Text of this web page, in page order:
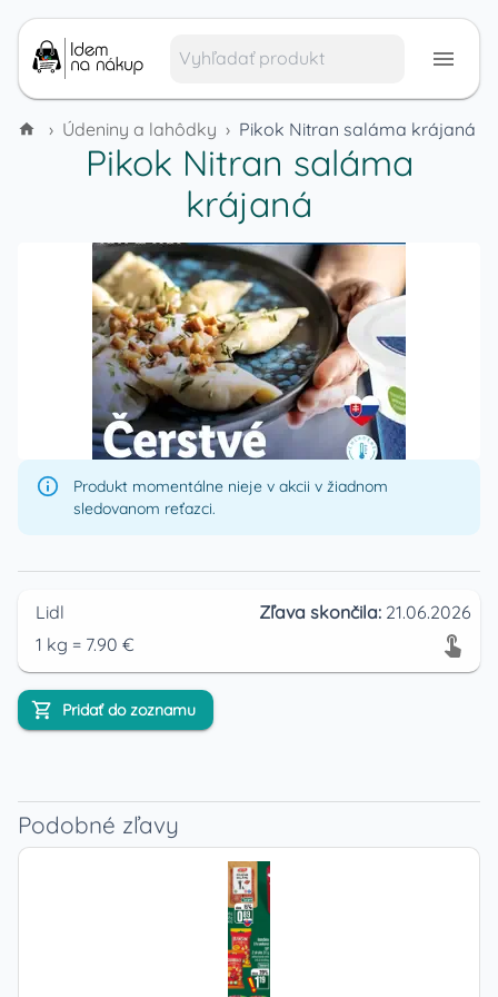
› Údeniny a lahôdky › Pikok Nitran saláma krájaná
Pikok Nitran saláma
krájaná
Produkt momentálne nieje v akcii v žiadnom
sledovanom reťazci.
Lidl Zľava skončila: 21.06.2026
1 kg = 7.90 €
Pridať do zoznamu
Podobné zľavy